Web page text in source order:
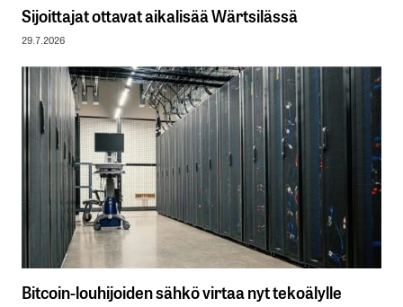
Sijoittajat ottavat aikalisää Wärtsilässä
29.7.2026
Bitcoin-louhijoiden sähkö virtaa nyt tekoälylle